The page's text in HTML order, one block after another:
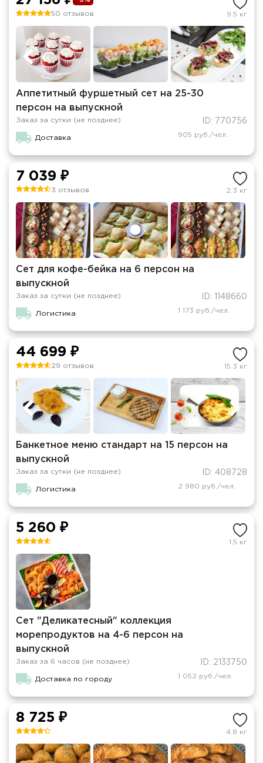
50 отзывов 9.5 кг
Аппетитный фуршетный сет на 25-30
персон на выпускной
Заказ за сутки (не позднее) ID: 770756
Доставка 905 руб./чел.
7 039 ₽
3 отзывов 2.3 кг
Сет для кофе-бейка на 6 персон на
выпускной
Заказ за сутки (не позднее) ID: 1148660
Логистика 1 173 руб./чел.
44 699 ₽
29 отзывов 15.3 кг
Банкетное меню стандарт на 15 персон на
выпускной
Заказ за сутки (не позднее) ID: 408728
Логистика 2 980 руб./чел.
5 260 ₽
1.5 кг
Сет "Деликатесный" коллекция
морепродуктов на 4-6 персон на
выпускной
Заказ за 6 часов (не позднее) ID: 2133750
Доставка по городу 1 052 руб./чел.
8 725 ₽
4.8 кг